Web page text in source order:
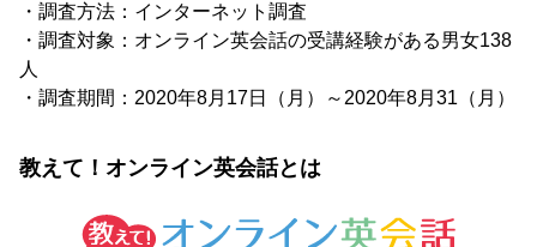
・調査方法：インターネット調査
・調査対象：オンライン英会話の受講経験がある男女138
人
・調査期間：2020年8月17日（月）～2020年8月31（月）
教えて！オンライン英会話とは